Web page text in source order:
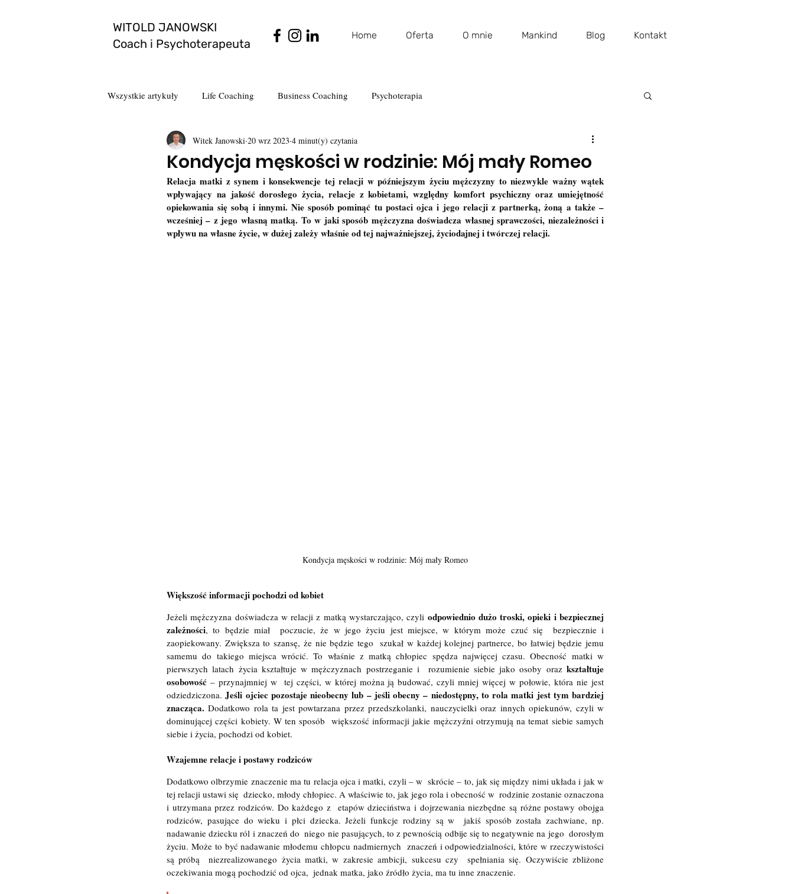
WITOLD JANOWSKI
Coach i Psychoterapeuta
Home Oferta O mnie Mankind Blog Kontakt
Wszystkie artykuły Life Coaching Business Coaching Psychoterapia
Kondycja męskości w rodzinie: Mój mały Romeo
Witek Janowski 20 wrz 2023 4 minut(y) czytania
Relacja matki z synem i konsekwencje tej relacji w późniejszym życiu mężczyzny to niezwykle ważny wątek
wpływający na jakość dorosłego życia, relacje z kobietami, względny komfort psychiczny oraz umiejętność
opiekowania się sobą i innymi. Nie sposób pominąć tu postaci ojca i jego relacji z partnerką, żoną a także –
wcześniej – z jego własną matką. To w jaki sposób mężczyzna doświadcza własnej sprawczości, niezależności i
wpływu na własne życie, w dużej zależy właśnie od tej najważniejszej, życiodajnej i twórczej relacji.
Kondycja męskości w rodzinie: Mój mały Romeo
Większość informacji pochodzi od kobiet
Jeżeli mężczyzna doświadcza w relacji z matką wystarczająco, czyli odpowiednio dużo troski, opieki i bezpiecznej
zależności, to będzie miał  poczucie, że w jego życiu jest miejsce, w którym może czuć się  bezpiecznie i
zaopiekowany. Zwiększa to szansę, że nie będzie tego  szukał w każdej kolejnej partnerce, bo łatwiej będzie jemu
samemu do takiego miejsca wrócić. To właśnie z matką chłopiec spędza najwięcej czasu. Obecność matki w
pierwszych latach życia kształtuje w mężczyznach postrzeganie i  rozumienie siebie jako osoby oraz kształtuje
osobowość – przynajmniej w  tej części, w której można ją budować, czyli mniej więcej w połowie, która nie jest
odziedziczona. Jeśli ojciec pozostaje nieobecny lub – jeśli obecny – niedostępny, to rola matki jest tym bardziej
znacząca. Dodatkowo rola ta jest powtarzana przez przedszkolanki, nauczycielki oraz innych opiekunów, czyli w
dominującej części kobiety. W ten sposób  większość informacji jakie mężczyźni otrzymują na temat siebie samych
siebie i życia, pochodzi od kobiet.
Wzajemne relacje i postawy rodziców
Dodatkowo olbrzymie znaczenie ma tu relacja ojca i matki, czyli – w  skrócie – to, jak się między nimi układa i jak w
tej relacji ustawi się  dziecko, młody chłopiec. A właściwie to, jak jego rola i obecność w  rodzinie zostanie oznaczona
i utrzymana przez rodziców. Do każdego z  etapów dzieciństwa i dojrzewania niezbędne są różne postawy obojga
rodziców, pasujące do wieku i płci dziecka. Jeżeli funkcje rodziny są w  jakiś sposób została zachwiane, np.
nadawanie dziecku ról i znaczeń do  niego nie pasujących, to z pewnością odbije się to negatywnie na jego  dorosłym
życiu. Może to być nadawanie młodemu chłopcu nadmiernych  znaczeń i odpowiedzialności, które w rzeczywistości
są próbą  niezrealizowanego życia matki, w zakresie ambicji, sukcesu czy  spełniania się. Oczywiście zbliżone
oczekiwania mogą pochodzić od ojca,  jednak matka, jako źródło życia, ma tu inne znaczenie.